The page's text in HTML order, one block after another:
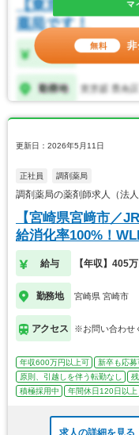
更新日：2026年5月11日
正社員 調剤薬局
調剤薬局の薬剤師求人（法
【宮崎県宮﨑市／
給消化率100%！
給与 【年収】405
勤務地 宮崎県 宮崎市
アクセス ※お問い合わせ
年収600万円以上可 新卒も応募
原則、引越しを伴う転勤なし
積極採用中
年間休日120日以上